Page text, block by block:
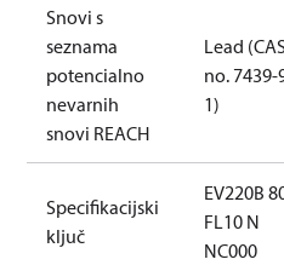
Snovi s
seznama
potencialno
nevarnih
snovi REACH
Lead
no. 7439-
1)
Specifikacijski
ključ
EV220B
FL10 N
NC000